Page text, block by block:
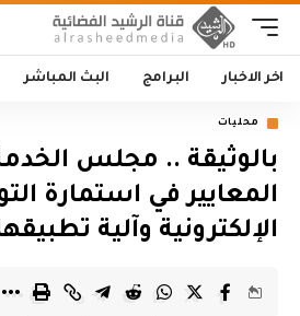
اخر الاخبار البرامج البث المباشر
محليات
بالوثيقة .. مجلس
المعايير في استمارة
الإلكترونية وآلية